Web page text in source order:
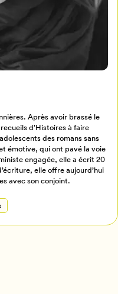
Après avoir brassé le
d’Histoires à faire
des romans sans
émotive, qui ont pavé la voie
engagée, elle a écrit 20
elle offre aujourd’hui
avec son conjoint.
favoris,
votre profil